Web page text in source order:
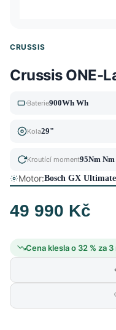
CRUSSIS
Crussis ONE-
Baterie900Wh Wh
Kola29"
Kroutící moment95Nm Nm
Motor:Bosch GX Ultimate
49 990 Kč
Cena klesla o 32 % za